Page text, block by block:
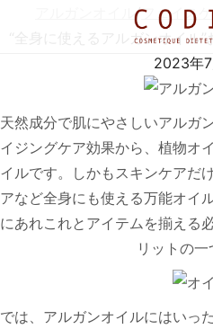
アルガンオイル/フェイスケ
“全身に使えるアルガンオイ
2023年
天然成分で肌にやさしいアルガ
イジングケア効果から、植物オ
イルです。しかもスキンケアだ
アなど全身にも使える万能オイ
にあれこれとアイテムを揃える
リットの一
では、アルガンオイルにはいっ